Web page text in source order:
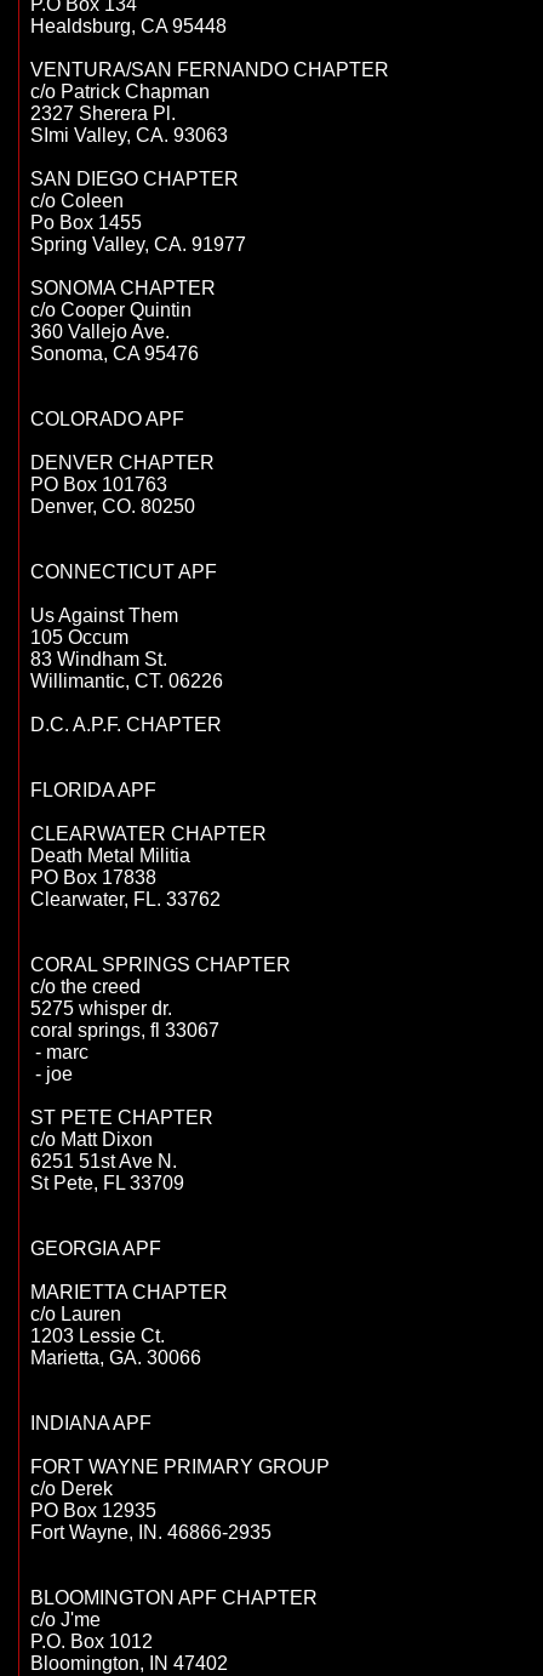
P.O Box 134
Healdsburg, CA 95448
VENTURA/SAN FERNANDO CHAPTER
c/o Patrick Chapman
2327 Sherera Pl.
SImi Valley, CA. 93063
SAN DIEGO CHAPTER
c/o Coleen
Po Box 1455
Spring Valley, CA. 91977
SONOMA CHAPTER
c/o Cooper Quintin
360 Vallejo Ave.
Sonoma, CA 95476
COLORADO APF
DENVER CHAPTER
PO Box 101763
Denver, CO. 80250
CONNECTICUT APF
Us Against Them
105 Occum
83 Windham St.
Willimantic, CT. 06226
D.C. A.P.F. CHAPTER
FLORIDA APF
CLEARWATER CHAPTER
Death Metal Militia
PO Box 17838
Clearwater, FL. 33762
CORAL SPRINGS CHAPTER
c/o the creed
5275 whisper dr.
coral springs, fl 33067
- marc
- joe
ST PETE CHAPTER
c/o Matt Dixon
6251 51st Ave N.
St Pete, FL 33709
GEORGIA APF
MARIETTA CHAPTER
c/o Lauren
1203 Lessie Ct.
Marietta, GA. 30066
INDIANA APF
FORT WAYNE PRIMARY GROUP
c/o Derek
PO Box 12935
Fort Wayne, IN. 46866-2935
BLOOMINGTON APF CHAPTER
c/o J'me
P.O. Box 1012
Bloomington, IN 47402